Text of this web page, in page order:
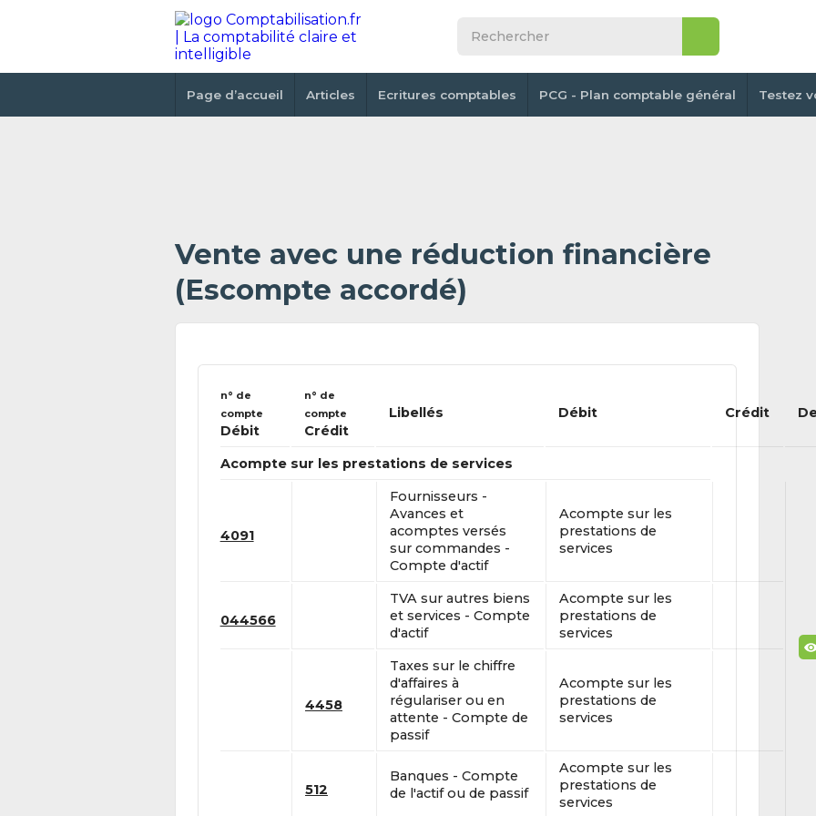
Page d’accueil Articles Ecritures comptables PCG - Plan comptable général Testez
Vente avec une réduction financière
(Escompte accordé)
n° de
compte
Débit
n° de
compte
Crédit
Libellés Débit Crédit
Acompte sur les prestations de services
4091
Fournisseurs -
Avances et
acomptes versés
sur commandes -
Compte d'actif
Acompte sur les
prestations de
services
044566
TVA sur autres biens
et services - Compte
d'actif
Acompte sur les
prestations de
services
4458
Taxes sur le chiffre
d'affaires à
régulariser ou en
attente - Compte de
passif
Acompte sur les
prestations de
services
512
Banques - Compte
de l'actif ou de passif
Acompte sur les
prestations de
services